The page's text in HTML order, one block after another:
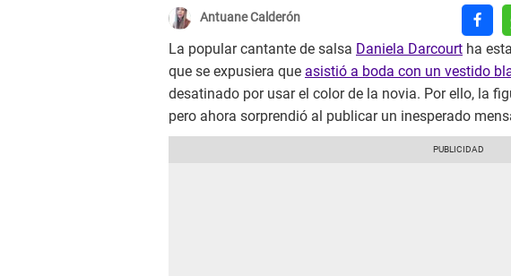
Antuane Calderón
La popular cantante de salsa Daniela Darcourt ha
que se expusiera que asistió a boda con un vestido
desatinado por usar el color de la novia. Por ello, la
pero ahora sorprendió al publicar un inesperado